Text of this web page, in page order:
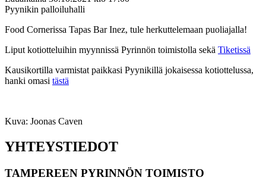
Pyynikin palloiluhalli
Food Cornerissa Tapas Bar Inez, tule herkuttelemaan puoliajalla!
Liput kotiotteluihin myynnissä Pyrinnön toimistolla sekä Tiketissä
Kausikortilla varmistat paikkasi Pyynikillä jokaisessa kotiottelussa,
hanki omasi tästä
Kuva: Joonas Caven
YHTEYSTIEDOT
TAMPEREEN PYRINNÖN TOIMISTO